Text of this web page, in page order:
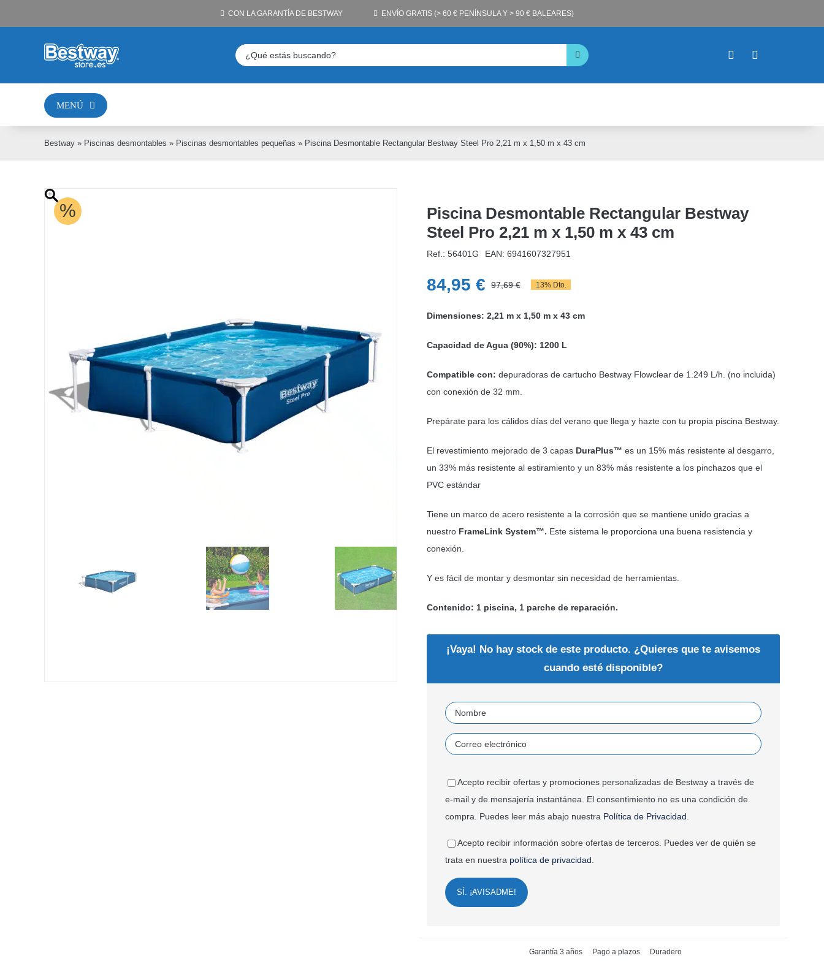
al
MENÚ
CON LA GARANTÍA DE BESTWAY ENVÍO GRATIS (> 60 € PENÍNSULA Y > 90 € BALEARES)
Buscar:
Bestway» Piscinas desmontables » Piscinas desmontables pequeñas » Piscina Desmontable Rectangular Bestway Steel Pro 2,21 m x 1,50 m x 43 cm
%
Piscina Desmontable Rectangular Bestway
Steel Pro 2,21 m x 1,50 m x 43 cm
Ref.: 56401G EAN: 6941607327951
97,69€El
precio
era:
97,69 €.
84,95 €
El
precio
es:
84,95 €.
13% Dto.
Dimensiones: 2,21 m x 1,50 m x 43 cm
Capacidad de Agua (90%): 1200 L
Compatible con: depuradoras de cartucho Bestway Flowclear de 1.249 L/h. (no incluida)
con conexión de 32 mm.
Prepárate para los cálidos días del verano que llega y hazte con tu propia piscina Bestway.
El revestimiento mejorado de 3 capas DuraPlus™ es un 15% más resistente al desgarro,
un 33% más resistente al estiramiento y un 83% más resistente a los pinchazos que el
PVC estándar
Tiene un marco de acero resistente a la corrosión que se mantiene unido gracias a
nuestro FrameLink System™. Este sistema le proporciona una buena resistencia y
conexión.
Y es fácil de montar y desmontar sin necesidad de herramientas.
Contenido: 1 piscina, 1 parche de reparación.
¡Vaya! No hay stock de este producto. ¿Quieres que te avisemos
cuando esté disponible?
Acepto recibir ofertas y promociones personalizadas de Bestway a través de
e-mail y de mensajería instantánea. El consentimiento no es una condición de
compra. Puedes leer más abajo nuestra Política de Privacidad
Acepto recibir información sobre ofertas de terceros. Puedes ver de quién se
trata en nuestra política de privacidad
SÍ. ¡AVISADME!
Garantía 3 años Pago a plazos Duradero